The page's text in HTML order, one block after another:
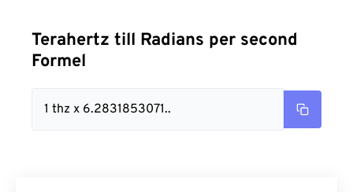
Terahertz till Radians per second
Formel
1 thz x 6.2831853071..